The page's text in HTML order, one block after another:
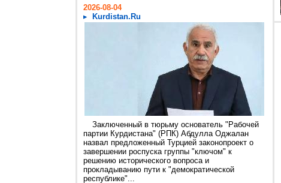
2026-08-04
Kurdistan.Ru
Заключенный в тюрьму основатель "Рабочей
партии Курдистана" (РПК) Абдулла Оджалан
назвал предложенный Турцией законопроект о
завершении роспуска группы "ключом" к
решению исторического вопроса и
прокладыванию пути к "демократической
республике"...